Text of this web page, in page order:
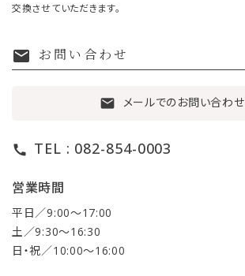
交換させていただきます。
mail お問い合わせ
mail メールでのお問い合わせ
call TEL : 082-854-0003
営業時間
平日／9:00〜17:00
土／9:30〜16:30
日・祝／10:00〜16:00